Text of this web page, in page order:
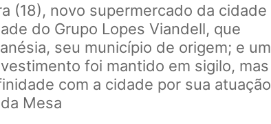
(18), novo supermercado da cidade
do Grupo Lopes Viandell, que
seu município de origem; e um
foi mantido em sigilo, mas
com a cidade por sua atuação
Mesa